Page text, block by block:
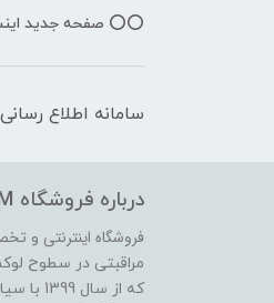
⭕️⭕️ صفحه جدید
سامانه اطلاع رسانی:
درباره فروشگاه MM
فروشگاه اینترنتی و
مراقبتی در سطوح
که از